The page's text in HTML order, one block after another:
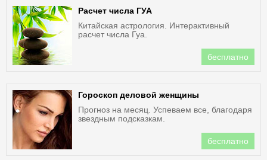
Расчет числа ГУА
Китайская астрология. Интерактивный
расчет числа Гуа.
бесплатно
Гороскоп деловой женщины
Прогноз на месяц. Успеваем все, благодаря
звездным подсказкам.
бесплатно